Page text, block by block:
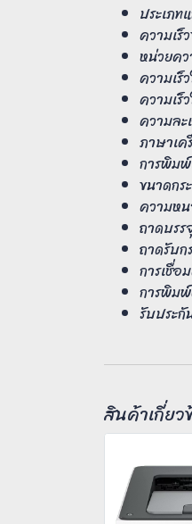
ประเภ
ความเร็
หน่วยค
ความเ
ความเ
ความล
ภาษาเ
การพิม
ขนาดก
ความห
ถาดบรร
ถาดรับ
การเชื่
การพิม
รับประ
สินค้าเกี่ยว